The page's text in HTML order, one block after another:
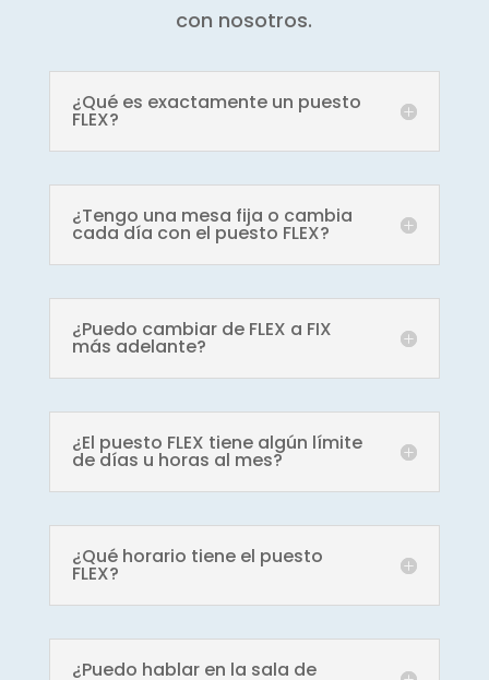
con nosotros.
¿Qué es exactamente un puesto
FLEX?
¿Tengo una mesa fija o cambia
cada día con el puesto FLEX?
¿Puedo cambiar de FLEX a FIX
más adelante?
¿El puesto FLEX tiene algún límite
de días u horas al mes?
¿Qué horario tiene el puesto
FLEX?
¿Puedo hablar en la sala de